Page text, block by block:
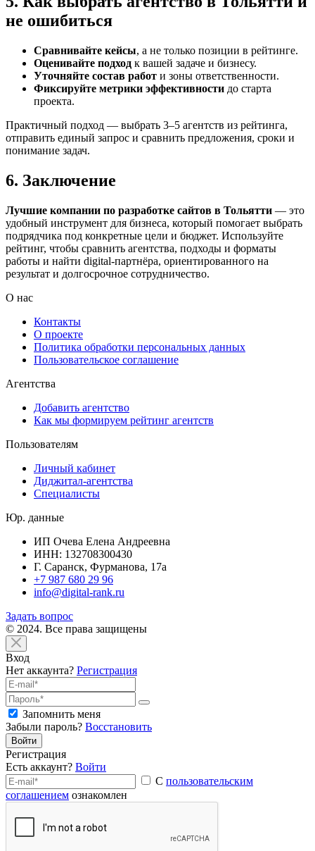
не ошибиться
Сравнивайте кейсы, а не только позиции в рейтинге.
Оценивайте подход к вашей задаче и бизнесу.
Уточняйте состав работ и зоны ответственности.
Фиксируйте метрики эффективности до старта
проекта.
Практичный подход — выбрать 3–5 агентств из рейтинга,
отправить единый запрос и сравнить предложения, сроки и
понимание задач.
6. Заключение
Лучшие компании по разработке сайтов в Тольятти — это
удобный инструмент для бизнеса, который помогает выбрать
подрядчика под конкретные цели и бюджет. Используйте
рейтинг, чтобы сравнить агентства, подходы и форматы
работы и найти digital-партнёра, ориентированного на
результат и долгосрочное сотрудничество.
О нас
Контакты
О проекте
Политика обработки персональных данных
Пользовательское соглашение
Агентства
Добавить агентство
Как мы формируем рейтинг агентств
Пользователям
Личный кабинет
Диджитал-агентства
Специалисты
Юр. данные
ИП Очева Елена Андреевна
ИНН: 132708300430
Г. Саранск, Фурманова, 17а
+7 987 680 29 96
info@digital-rank.ru
Задать вопрос
© 2024. Все права защищены
Вход
Нет аккаунта? Регистрация
Запомнить меня
Забыли пароль? Восстановить
Войти
Регистрация
Есть аккаунт? Войти
С пользовательским
соглашением ознакомлен